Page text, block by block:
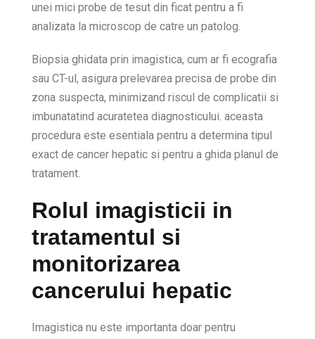
unei mici probe de tesut din ficat pentru a fi
analizata la microscop de catre un patolog.
Biopsia ghidata prin imagistica, cum ar fi ecografia
sau CT-ul, asigura prelevarea precisa de probe din
zona suspecta, minimizand riscul de complicatii si
imbunatatind acuratetea diagnosticului. aceasta
procedura este esentiala pentru a determina tipul
exact de cancer hepatic si pentru a ghida planul de
tratament.
Rolul imagisticii in
tratamentul si
monitorizarea
cancerului hepatic
Imagistica nu este importanta doar pentru